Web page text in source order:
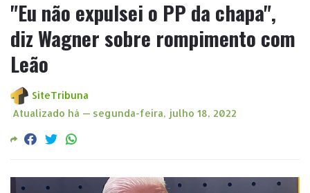
"Eu não expulsei o PP da chapa",
diz Wagner sobre rompimento com
Leão
SiteTribuna
Atualizado há — segunda-feira, julho 18, 2022